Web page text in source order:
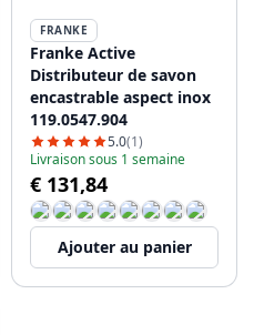
FRANKE
Franke Active
Distributeur de savon
encastrable aspect inox
119.0547.904
5.0(1)
Livraison sous 1 semaine
€ 131,84
Ajouter au panier